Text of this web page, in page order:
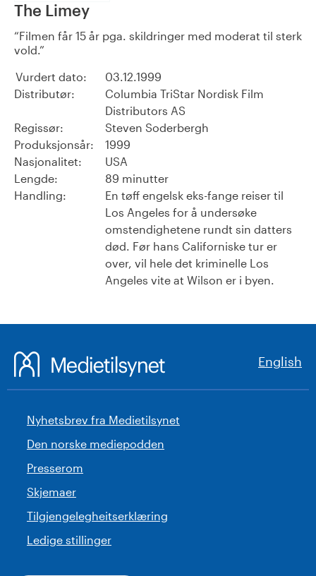
The Limey
Filmen får 15 år pga. skildringer med moderat til sterk
vold.
Vurdert dato:
03.12.1999
Distributør:
Columbia TriStar Nordisk Film
Distributors AS
Regissør:
Steven Soderbergh
Produksjonsår:
1999
Nasjonalitet:
USA
Lengde:
89 minutter
Handling:
En tøff engelsk eks-fange reiser til
Los Angeles for å undersøke
omstendighetene rundt sin datters
død. Før hans Californiske tur er
over, vil hele det kriminelle Los
Angeles vite at Wilson er i byen.
English
Nyhetsbrev fra Medietilsynet
Den norske mediepodden
Presserom
Skjemaer
Tilgjengelegheitserklæring
Ledige stillinger